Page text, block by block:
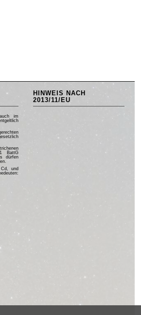
im
BattG
dürfen
und
HINWEIS NACH
2013/11/EU